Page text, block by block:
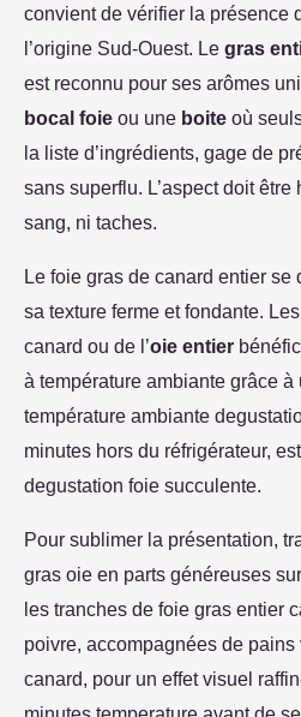
convient de vérifier la présence
l’origine Sud-Ouest. Le gras
est reconnu pour ses arômes
bocal foie ou une boite où
la liste d’ingrédients, gage de
sans superflu. L’aspect doit
sang, ni taches.
Le foie gras de canard entier
sa texture ferme et fondante. Les
canard ou de l’oie entier
à température ambiante grâce
température ambiante
minutes hors du réfrigérateur,
degustation foie succulente.
Pour sublimer la présentation,
gras oie en parts généreuses
les tranches de foie gras entier
poivre, accompagnées de pains
canard, pour un effet visuel